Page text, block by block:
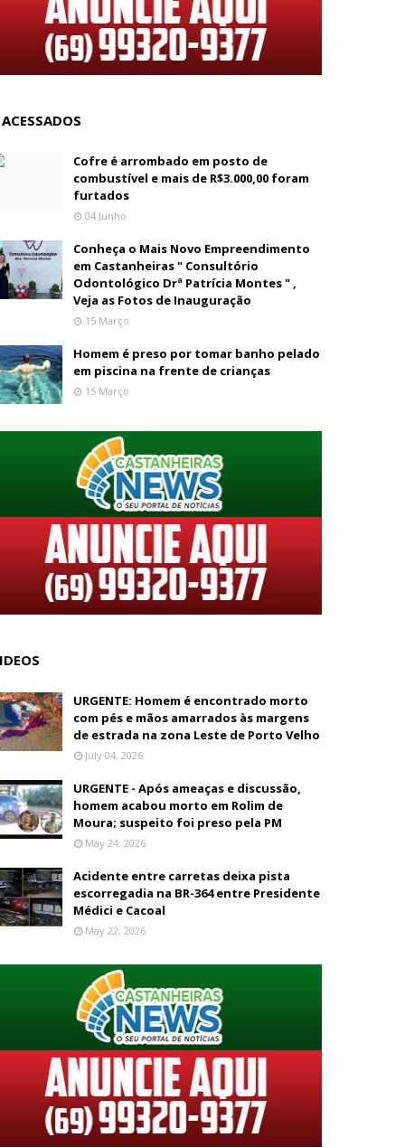
Cofre é arrombado em posto de
combustível e mais de R$3.000,00 foram
furtados
04 Junho
Conheça o Mais Novo Empreendimento
em Castanheiras " Consultório
Odontológico Drª Patrícia Montes " ,
Veja as Fotos de Inauguração
15 Março
Homem é preso por tomar banho pelado
em piscina na frente de crianças
15 Março
URGENTE: Homem é encontrado morto
com pés e mãos amarrados às margens
de estrada na zona Leste de Porto Velho
July 04, 2026
URGENTE - Após ameaças e discussão,
homem acabou morto em Rolim de
Moura; suspeito foi preso pela PM
May 24, 2026
Acidente entre carretas deixa pista
escorregadia na BR-364 entre Presidente
Médici e Cacoal
May 22, 2026